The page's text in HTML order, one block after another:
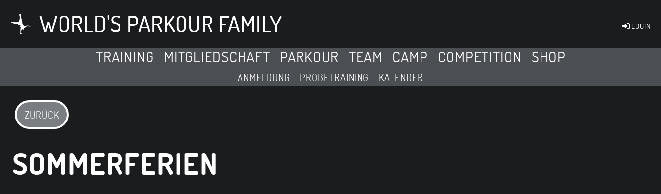
WORLD'S PARKOUR FAMILY LOGIN
TRAINING MITGLIEDSCHAFT PARKOUR TEAM CAMP COMPETITION SHOP
ANMELDUNG PROBETRAINING KALENDER
ZURÜCK
SOMMERFERIEN